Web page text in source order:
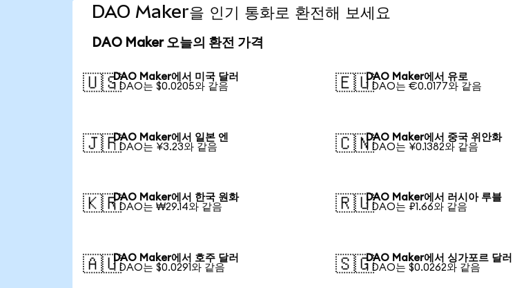
DAO Maker을 인기 통화로 환전해 보세요
DAO Maker 오늘의 환전 가격
🇺🇸DAO Maker에서 미국 달러
1 DAO는 $0.0205와 같음
🇪🇺DAO Maker에서 유로
1 DAO는 €0.0177와 같음
🇯🇵DAO Maker에서 일본 엔
1 DAO는 ¥3.23와 같음
🇨🇳DAO Maker에서 중국 위안화
1 DAO는 ¥0.1382와 같음
🇰🇷DAO Maker에서 한국 원화
1 DAO는 ₩29.14와 같음
🇷🇺DAO Maker에서 러시아 루블
1 DAO는 ₽1.66와 같음
🇦🇺DAO Maker에서 호주 달러
1 DAO는 $0.0291와 같음
🇸🇬DAO Maker에서 싱가포르 달러
1 DAO는 $0.0262와 같음